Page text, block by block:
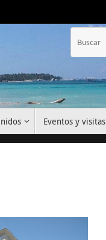
Eventos y visitas